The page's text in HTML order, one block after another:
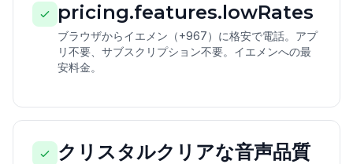
pricing.features.lowRates
ブラウザからイエメン（+967）に格安で電話。アプ
リ不要、サブスクリプション不要。イエメンへの最
安料金。
クリスタルクリアな音声品質